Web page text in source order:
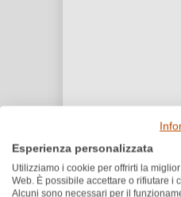
Esperienza personalizzata
Utilizziamo i cookie per offrirti la
Web. È possibile accettare o rifiutare i
Alcuni sono necessari per il